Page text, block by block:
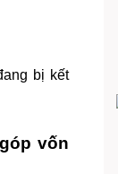
bị kết
vốn